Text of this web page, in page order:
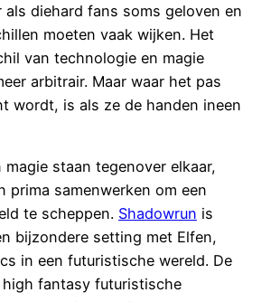
als diehard fans soms geloven en
moeten vaak wijken. Het
van technologie en magie
arbitrair. Maar waar het pas
wordt, is als ze de handen ineen
magie staan tegenover elkaar,
prima samenwerken om een
te scheppen. Shadowrun is
bijzondere setting met Elfen,
in een futuristische wereld. De
high fantasy futuristische